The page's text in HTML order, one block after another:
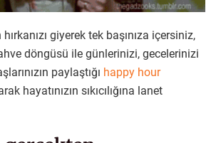
giyerek tek başınıza içersiniz,
döngüsü ile günlerinizi, gecelerinizi
paylaştığı happy hour
hayatınızın sıkıcılığına lanet